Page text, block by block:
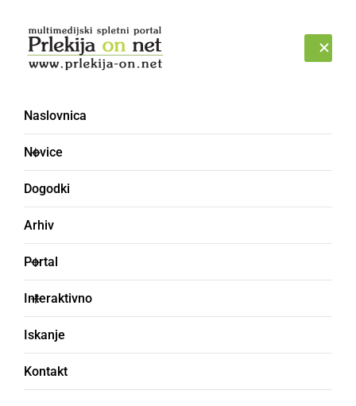
Naslovnica
Novice
Dogodki
Arhiv
Portal
Interaktivno
Iskanje
Kontakt
Glasbeno literarni večer
KULTURA IN IZOBRAŽEVANJE
Pri Mali Nedelji so praznovanje
Prešernovega dne zaključili z glasbeno